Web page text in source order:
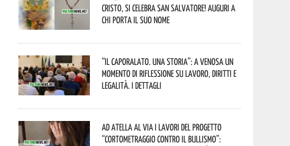
Cristo, si celebra San Salvatore! Auguri a
chi porta il suo nome
“Il caporalato. Una storia”: a Venosa un
momento di riflessione su lavoro, diritti e
legalità. I dettagli
Ad Atella al via i lavori del progetto
“Cortometraggio contro il bullismo”: